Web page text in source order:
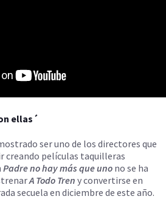
ellas´
ser uno de los directores que
creando películas taquilleras
Padre no hay más que uno no se ha
A Todo Tren y convertirse en
secuela en diciembre de este año.